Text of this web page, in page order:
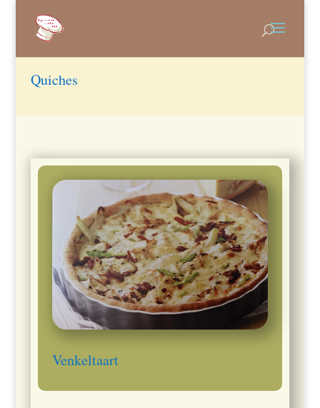
Quiches
Venkeltaart